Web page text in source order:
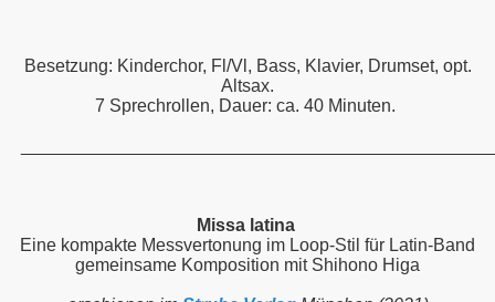
Besetzung: Kinderchor, Fl/Vl, Bass, Klavier, Drumset, opt.
Altsax.
7 Sprechrollen, Dauer: ca. 40 Minuten.
Missa latina
Eine kompakte Messvertonung im Loop-Stil für Latin-Band
gemeinsame Komposition mit Shihono Higa